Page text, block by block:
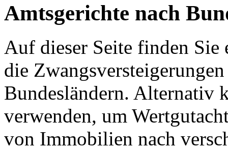
Amtsgerichte nach
Auf dieser Seite finden
die
Bundesländern. Alternativ
verwenden, um
von Immobilien nach